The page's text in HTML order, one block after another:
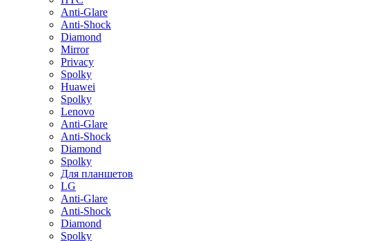
Anti-Glare
Anti-Shock
Diamond
Mirror
Privacy
Spolky
Huawei
Spolky
Lenovo
Anti-Glare
Anti-Shock
Diamond
Spolky
Для планшетов
LG
Anti-Glare
Anti-Shock
Diamond
Spolky